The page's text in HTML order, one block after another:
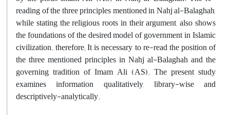
reading of the three principles mentioned in Nahj al-Balaghah,
while stating the religious roots in their argument, also shows
the foundations of the desired model of government in Islamic
civilization. therefore; It is necessary to re-read the position of
the three mentioned principles in Nahj al-Balaghah and the
governing tradition of Imam Ali (AS). The present study
examines information qualitatively, library-wise and
descriptively-analytically.